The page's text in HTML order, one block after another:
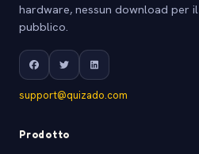
hardware, nessun download per il
pubblico.
support@quizado.com
Prodotto